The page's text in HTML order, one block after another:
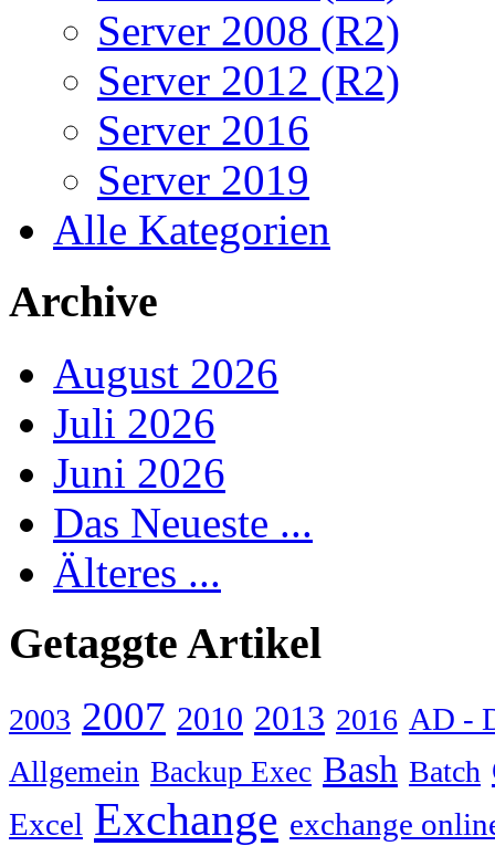
Server 2008 (R2)
Server 2012 (R2)
Server 2016
Server 2019
Alle Kategorien
Archive
August 2026
Juli 2026
Juni 2026
Das Neueste ...
Älteres ...
Getaggte Artikel
2003 2007 2010 2013 2016 AD -
Allgemein Backup Exec Bash Batch
Excel Exchange exchange